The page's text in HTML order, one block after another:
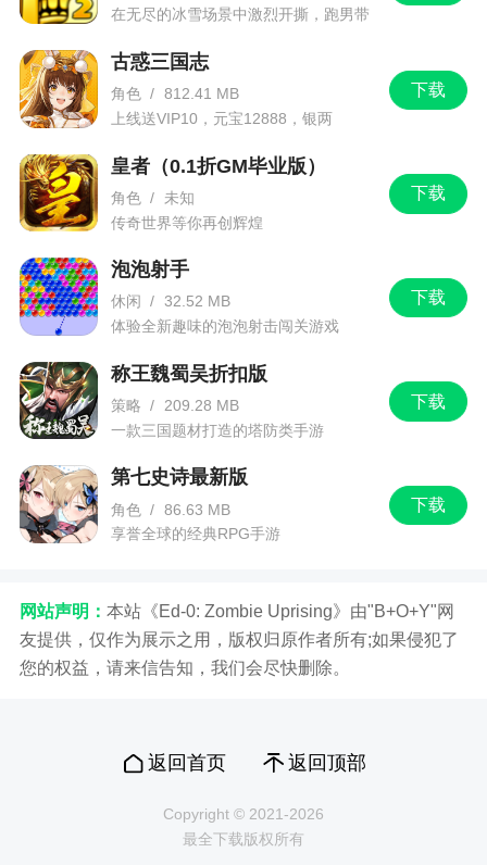
在无尽的冰雪场景中激烈开撕，跑男带
下载
古惑三国志
角色 / 812.41 MB
上线送VIP10，元宝12888，银两
下载
皇者（0.1折GM毕业版）
角色 /
未知
传奇世界等你再创辉煌
下载
泡泡射手
休闲 / 32.52 MB
体验全新趣味的泡泡射击闯关游戏
下载
称王魏蜀吴折扣版
策略 /
209.28 MB
一款三国题材打造的塔防类手游
下载
第七史诗最新版
角色 / 86.63 MB
享誉全球的经典RPG手游
网站声明： 本站《Ed-0: Zombie Uprising》由"B+O+Y"网
友提供，仅作为展示之用，版权归原作者所有;如果侵犯了
您的权益，请来信告知，我们会尽快删除。
返回首页 返回顶部
Copyright © 2021-2026
最全下载版权所有